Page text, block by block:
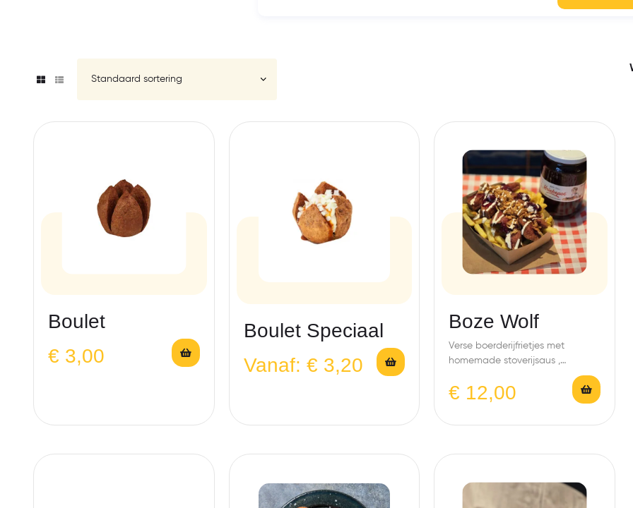
Boulet
€ 3,00
Boulet Speciaal
Vanaf:€ 3,20
Boze Wolf
Verse boerderijfrietjes met
homemade stoverijsaus ,
gehaktstaaf , crispy ui
€ 12,00